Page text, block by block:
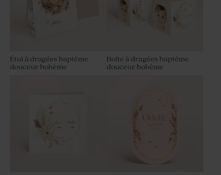
Étui à dragées baptême
douceur bohème
Boîte à dragées baptême
douceur bohème